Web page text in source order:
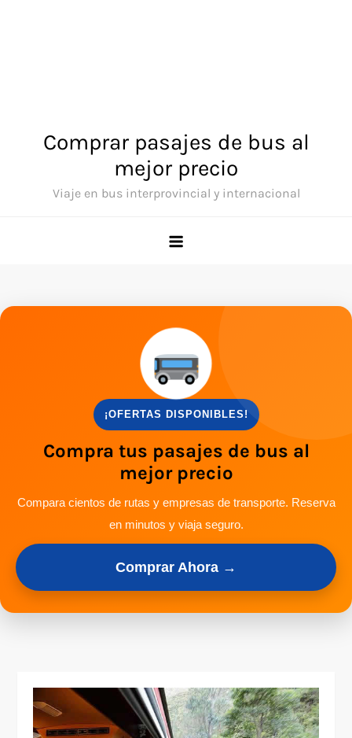
Comprar pasajes de bus al
mejor precio
Viaje en bus interprovincial y internacional
¡OFERTAS DISPONIBLES!
Compra tus pasajes de bus al
mejor precio
Compara cientos de rutas y empresas de transporte. Reserva
en minutos y viaja seguro.
Comprar Ahora →